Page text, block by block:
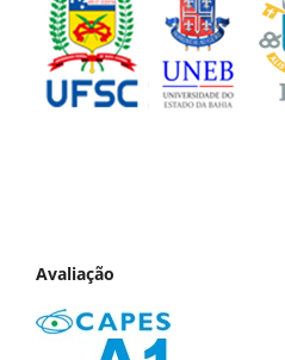
Avaliação